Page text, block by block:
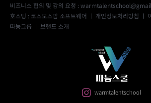
비즈니스 협의 및 강의 요청 :
호스팅 : 코스모스팜 소프트웨어 ㅣ 개인정보처리방침 ㅣ
따능그룹 ㅣ 브랜드 소개
warmtalentschool